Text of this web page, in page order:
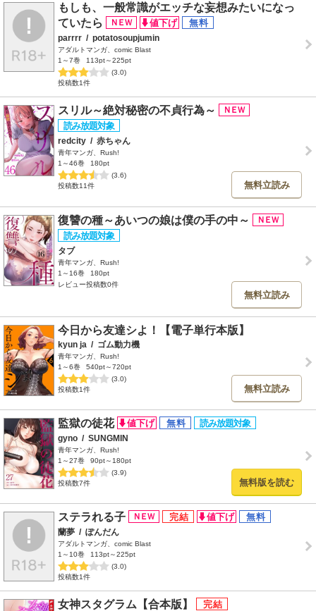
もしも、一般常識がエッチな妄想みたいになっ
ていたら
parrrr / potatosoupjumin
アダルトマンガ、comic Blast
1～7巻
113pt～225pt
(3.0)
投稿数1件
スリル～絶対秘密の不貞行為～
redcity / 赤ちゃん
青年マンガ、Rush!
1～46巻
180pt
(3.6)
投稿数11件
無料立読み
復讐の種～あいつの娘は僕の手の中～
タブ
青年マンガ、Rush!
1～16巻
180pt
レビュー投稿数0件
無料立読み
今日から友達シよ！【電子単行本版】
kyun ja / ゴム動力機
青年マンガ、Rush!
1～6巻
540pt～720pt
(3.0)
投稿数1件
無料立読み
監獄の徒花
gyno / SUNGMIN
青年マンガ、Rush!
1～27巻
90pt～180pt
(3.9)
投稿数7件
無料版を読む
ステラれる子
蘭夢 / ぽんだん
アダルトマンガ、comic Blast
1～10巻
113pt～225pt
(3.0)
投稿数1件
女神スタグラム【合本版】